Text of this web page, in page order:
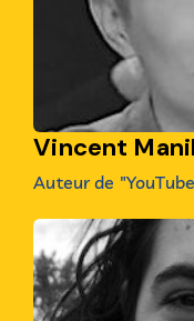
Vincent
Auteur de